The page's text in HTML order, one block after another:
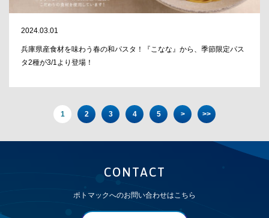
2024.03.01
兵庫県産食材を味わう春の和パスタ！『こなな』から、季節限定パス
タ2種が3/1より登場！
1 2 3 4 5 > >>
CONTACT
ポトマックへのお問い合わせはこちら